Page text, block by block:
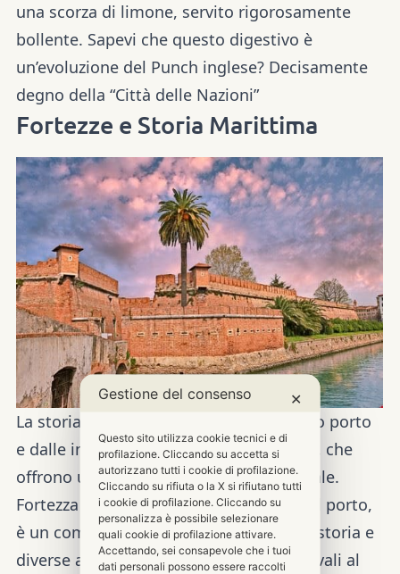
una scorza di limone, servito rigorosamente
bollente. Sapevi che questo digestivo è
un’evoluzione del Punch inglese? Decisamente
degno della “Città delle Nazioni”
Fortezze e Storia Marittima
La storia di Livorno è
inscindibile dal suo porto
e dalle imponentifortificazionimedicee, che
offrono una prospettiva storica essenziale.
Fortezza Vecchia:Situataall’ingresso
del porto,
è un complesso che racchiude secoli di storia e
diverse architetture, dalleorigini medievali al
Gestione del consenso ✕
Questo sito utilizza cookie tecnici e di
profilazione. Cliccando su accetta si
autorizzano tutti i cookie di profilazione.
Cliccando su rifiuta o la X si rifiutano tutti
i cookie di profilazione. Cliccando su
personalizza è possibile selezionare
quali cookie di profilazione attivare.
Accettando, sei consapevole che i tuoi
dati personali possono essere raccolti